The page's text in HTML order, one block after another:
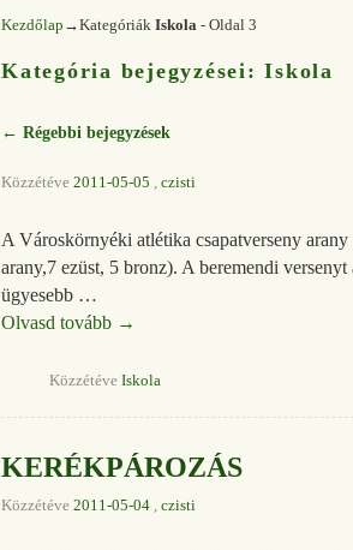
Kezdőlap →Kategóriák Iskola - Oldal 3
Kategória bejegyzései:Iskola
Bejegyzés navigáció
← Régebbi bejegyzések
Közzétéve 2011-05-05 , czisti
A Városkörnyéki atlétika csapatverseny
arany,7 ezüst, 5 bronz). A beremendi
ügyesebb …
Olvasd tovább →
Közzétéve Iskola
KERÉKPÁROZÁS
Közzétéve 2011-05-04 , czisti